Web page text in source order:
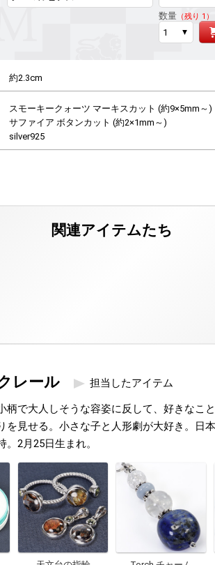
数量（残り 1）
約2.3cm
スモーキークォーツ マーキスカット (約9×5mm～)
サファイア ボタンカット (約2×1mm～)
silver925
レール 担当したアイテム
柄で大人しそうな容姿に反して、好きなこ
を見せる。小さな子と人形劇が大好き。日
。2月25日生まれ。